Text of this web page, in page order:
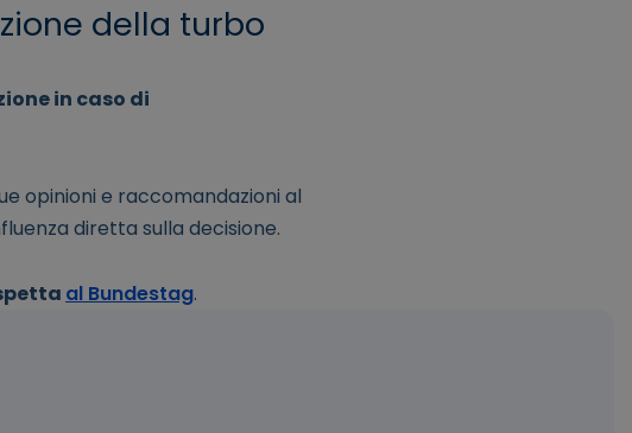
della turbo
in caso di
opinioni e raccomandazioni al
diretta sulla decisione.
al Bundestag.